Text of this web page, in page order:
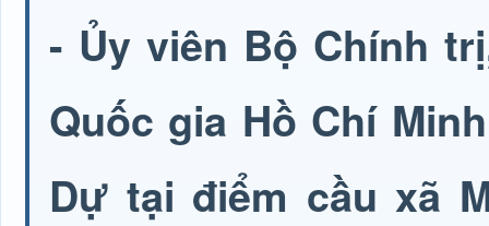
- Ủy viên Bộ Chính
Quốc gia Hồ Chí
Dự tại điểm cầu xã